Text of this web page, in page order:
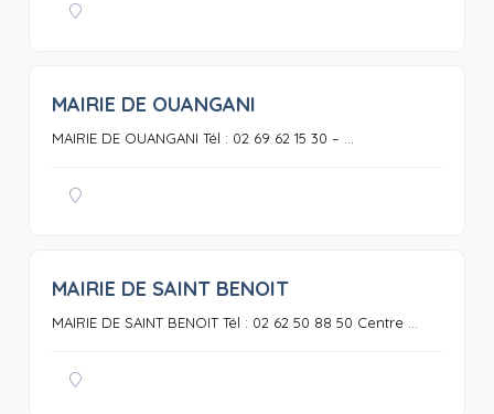
MAIRIE DE OUANGANI
MAIRIE DE OUANGANI Tél : 02 69 62 15 30 – ...
MAIRIE DE SAINT BENOIT
MAIRIE DE SAINT BENOIT Tél : 02 62 50 88 50 Centre ...